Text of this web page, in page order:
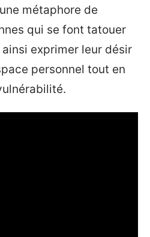
métaphore de
qui se font tatouer
exprimer leur désir
personnel tout en